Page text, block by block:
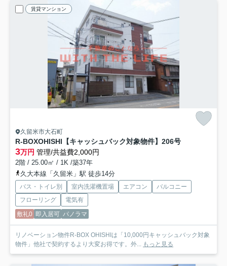
賃貸マンション
久留米市大石町
R-BOXOHISHI【キャッシュバック対象物件】 206号
3万円 管理/共益費2,000円
2階 / 25.00㎡ / 1K /築37年
久大本線「久留米」駅 徒歩14分
バス・トイレ別 室内洗濯機置場 エアコン
バルコニー
フローリング
電気有
敷礼0 即入居可 パノラマ
リノベーション物件R-BOX OHISHIは「10,000円キャッシュバック対象
物件」他社で契約するより大変お得です。外... もっと見る